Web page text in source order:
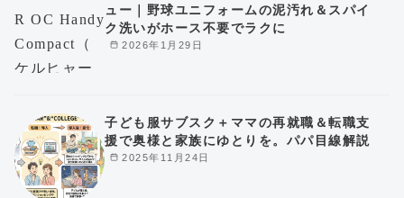
2026年1月29日
ュー｜野球ユニフォームの泥汚れ＆スパイ
ク洗いがホース不要でラクに
2025年11月24日
子ども服サブスク＋ママの再就職＆転職支
援で奥様と家族にゆとりを。パパ目線解説